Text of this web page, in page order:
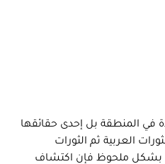
المنطقة بل إحدى حقائقها
العربية ثم الثورات
بشكل ملحوظ فإن اكتشاف